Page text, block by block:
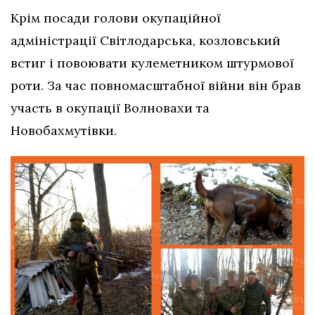
Крім посади голови окупаційної
адміністрації Світлодарська, козловський
встиг і повоювати кулеметником штурмової
роти. За час повномасштабної війни він брав
участь в окупації Волновахи та
Новобахмутівки.